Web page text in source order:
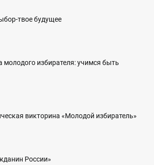
твое будущее
молодого избирателя: учимся быть
викторина «Молодой избиратель»
России»